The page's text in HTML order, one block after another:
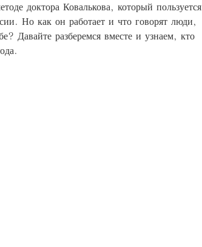
доктора Ковалькова, который пользуется
Но как он работает и что говорят люди,
Давайте разберемся вместе и узнаем, кто